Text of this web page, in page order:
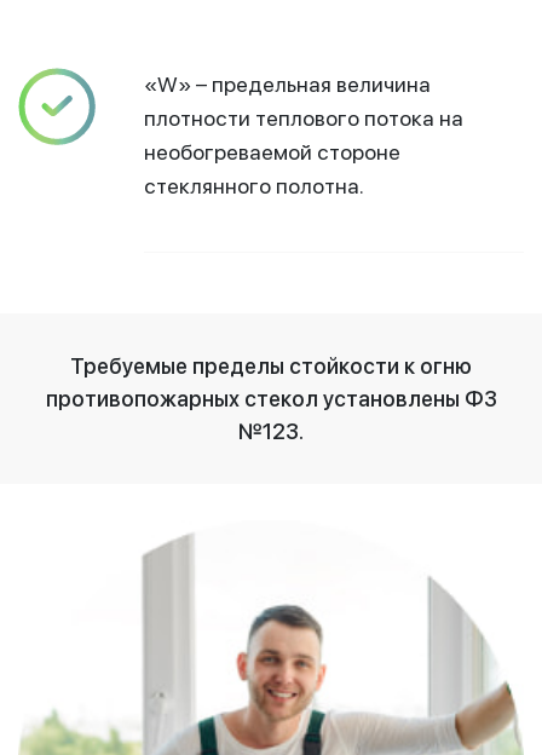
«W» – предельная величина
плотности теплового потока на
необогреваемой стороне
стеклянного полотна.
Требуемые пределы стойкости к огню
противопожарных стекол установлены ФЗ
№123.